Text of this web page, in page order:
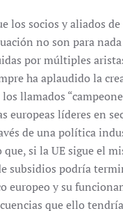
los socios y aliados de
no son para
por múltiples
ha aplaudido la
llamados
europeas líderes en
de una política
si la UE sigue el
subsidios podría
europeo y su
que ello